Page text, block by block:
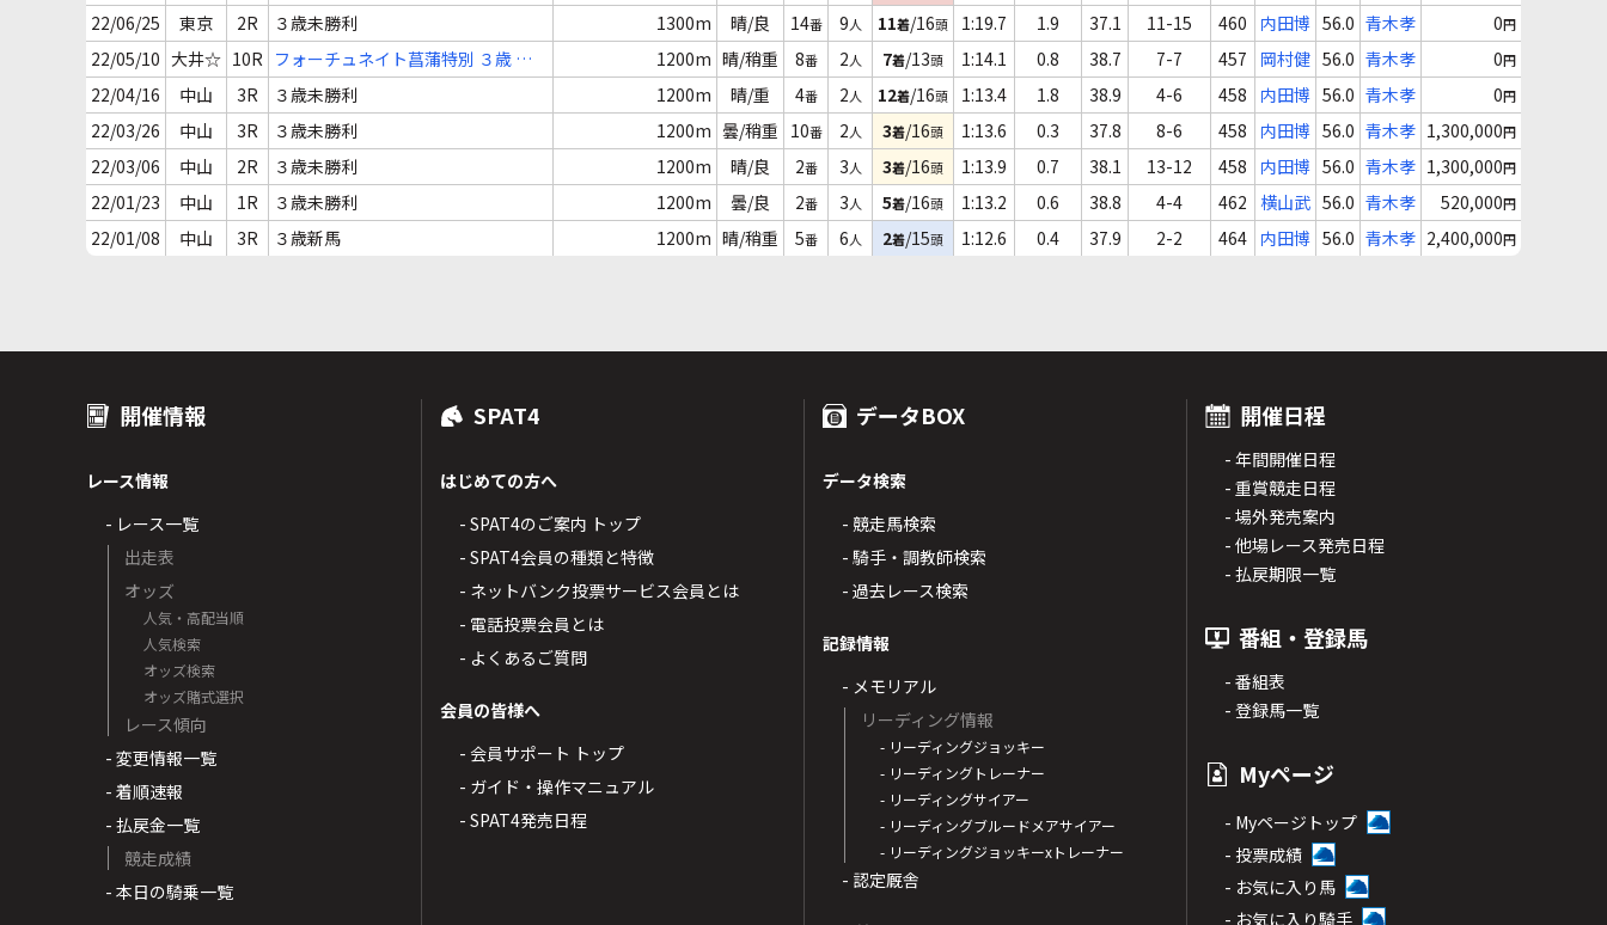
選定馬ＪＲＡ選定馬
22/06/25 東京 2R ３歳未勝利 1300m 晴/良 14番 9人 11着/16頭 1:19.7 1.9 37.1 11-15 460 内田博 56.0 青木孝 0円
22/05/10 大井☆ 10R フォーチュネイト菖蒲特別 ３歳 選
定馬選抜馬特別
1200m 晴/稍重 8番 2人 7着/13頭 1:14.1 0.8 38.7 7-7 457 岡村健 56.0 青木孝 0円
22/04/16 中山 3R ３歳未勝利 1200m 晴/重 4番 2人 12着/16頭 1:13.4 1.8 38.9 4-6 458 内田博 56.0 青木孝 0円
22/03/26 中山 3R ３歳未勝利 1200m 曇/稍重 10番 2人 3着/16頭 1:13.6 0.3 37.8 8-6 458 内田博 56.0 青木孝 1,300,000円
22/03/06 中山 2R ３歳未勝利 1200m 晴/良 2番 3人 3着/16頭 1:13.9 0.7 38.1 13-12 458 内田博 56.0 青木孝 1,300,000円
22/01/23 中山 1R ３歳未勝利 1200m 曇/良 2番 3人 5着/16頭 1:13.2 0.6 38.8 4-4 462 横山武 56.0 青木孝 520,000円
22/01/08 中山 3R ３歳新馬 1200m 晴/稍重 5番 6人 2着/15頭 1:12.6 0.4 37.9 2-2 464 内田博 56.0 青木孝 2,400,000円
開催情報
レース情報
- レース一覧
出走表
オッズ
人気・高配当順
人気検索
オッズ検索
オッズ賭式選択
レース傾向
- 変更情報一覧
- 着順速報
- 払戻金一覧
競走成績
- 本日の騎乗一覧
SPAT4
はじめての方へ
- SPAT4のご案内 トップ
- SPAT4会員の種類と特徴
- ネットバンク投票サービス会員とは
- 電話投票会員とは
- よくあるご質問
会員の皆様へ
- 会員サポート トップ
- ガイド・操作マニュアル
- SPAT4発売日程
データBOX
データ検索
- 競走馬検索
- 騎手・調教師検索
- 過去レース検索
記録情報
- メモリアル
リーディング情報
- リーディングジョッキー
- リーディングトレーナー
- リーディングサイアー
- リーディングブルードメアサイアー
- リーディングジョッキーxトレーナー
- 認定厩舎
開催日程
- 年間開催日程
- 重賞競走日程
- 場外発売案内
- 他場レース発売日程
- 払戻期限一覧
番組・登録馬
- 番組表
- 登録馬一覧
Myページ
- Myページトップ
- 投票成績
- お気に入り馬
- お気に入り騎手